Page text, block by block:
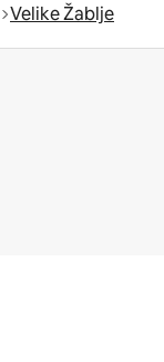
Velike Žablje